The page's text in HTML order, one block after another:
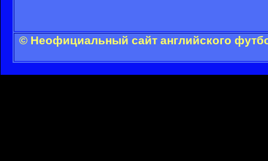
© Неофициальный сайт английского